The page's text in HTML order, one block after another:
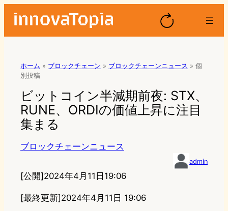
ホーム » ブロックチェーン » ブロックチェーンニュース » 個
別投稿
ビットコイン半減期前夜: STX、
RUNE、ORDIの価値上昇に注目
集まる
ブロックチェーンニュース
admin
[公開]2024年4月11日19:06
[最終更新]2024年4月11日 19:06